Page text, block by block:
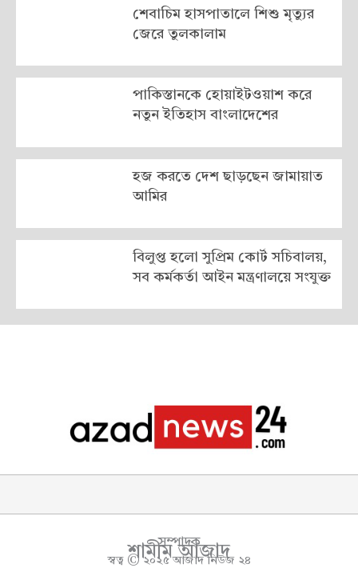
শেবাচিম হাসপাতালে শিশু মৃত্যুর
জেরে তুলকালাম
পাকিস্তানকে হোয়াইটওয়াশ করে
নতুন ইতিহাস বাংলাদেশের
হজ করতে দেশ ছাড়ছেন জামায়াত
আমির
বিলুপ্ত হলো সুপ্রিম কোর্ট সচিবালয়,
সব কর্মকর্তা আইন মন্ত্রণালয়ে সংযুক্ত
সম্পাদক
শামীম আজাদ
স্বত্ব © ২০২৫ আজাদ নিউজ ২৪